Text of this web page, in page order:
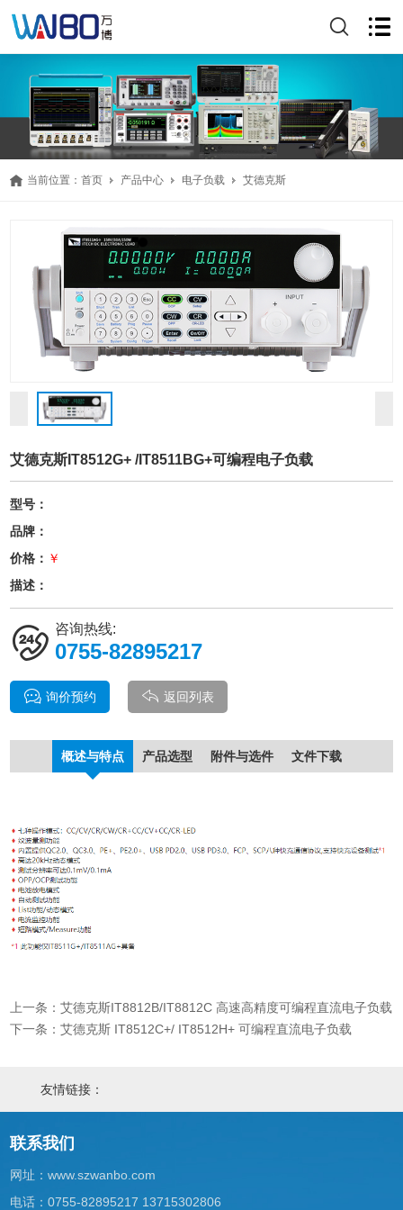
当前位置：首页 产品中心 电子负载 艾德克斯
艾德克斯IT8512G+ /IT8511BG+可编程电子负载
型号：
品牌：
价格： ￥
描述：
咨询热线:
0755-82895217
询价预约 返回列表
概述与特点 产品选型 附件与选件 文件下载
上一条：艾德克斯IT8812B/IT8812C 高速高精度可编程直流电子负载
下一条：艾德克斯 IT8512C+/ IT8512H+ 可编程直流电子负载
友情链接：
联系我们
网址：www.szwanbo.com
电话：0755-82895217 13715302806